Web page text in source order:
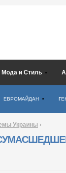
Мода и Стиль
ЕВРОМАЙДАН
Украины ›